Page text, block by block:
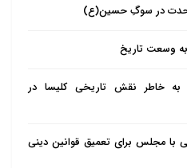
وحدت در سوگِ حسین(ع)
وسعت تاریخ
به خاطر نقش تاریخی کلیسا در
با مجلس برای تعمیق قوانین دینی